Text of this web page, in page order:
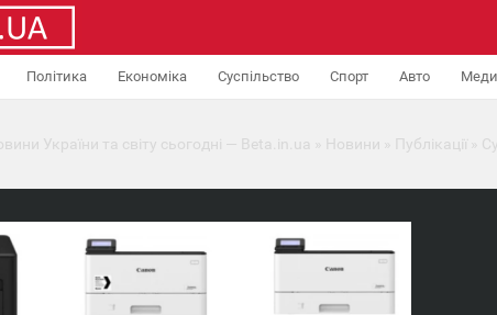
Політика Економіка Суспільство Спорт Авто
України та світу сьогодні — Beta.in.ua Новини Публікації